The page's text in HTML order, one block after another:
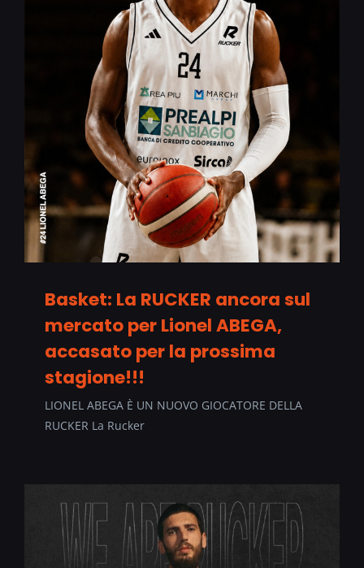
Basket: La RUCKER ancora sul
mercato per Lionel ABEGA,
accasato per la prossima
stagione!!!
LIONEL ABEGA È UN NUOVO GIOCATORE DELLA
RUCKER La Rucker